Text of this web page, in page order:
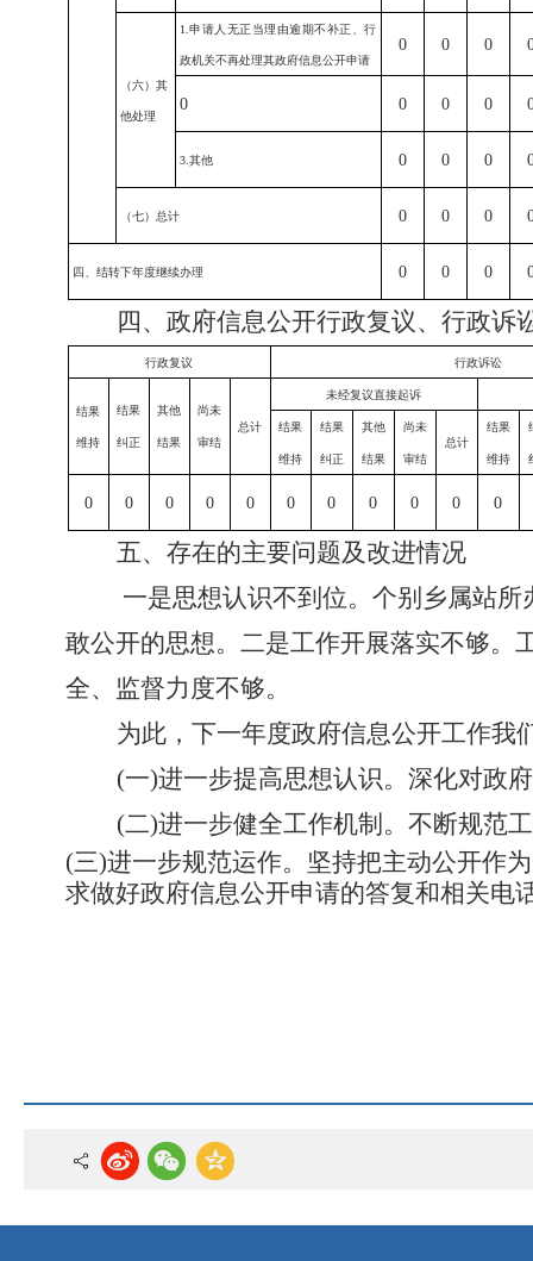
（六）其
他处理
1.申请人无正当理由逾期不补正、行
政机关不再处理其政府信息公开申请
0 0 0
0 0 0 0
3.其他 0 0 0
（七）总计 0 0 0
四、结转下年度继续办理 0 0 0
四、政府信息公开行政复议、行政诉
行政复议 行政诉讼
结果
维持
结果
纠正
其他
结果
尚未
审结
总计
未经复议直接起诉
结果
维持
结果
纠正
其他
结果
尚未
审结
总计
结果
维持
0 0 0 0 0 0 0 0 0 0 0
五、存在的主要问题及改进情况
一是思想认识不到位。个别 乡属站所
敢公开的思想。二是工作开展落实不够。
全、监督力度不够。
为此，下一年度政府信息公开工作我
(一)进一步提高思想认识。深化对政
(二)进一步健全工作机制。不断规范
(三)进一步规范运作。坚持把主动公开作
求做好政府信息公开申请的答复和相关电